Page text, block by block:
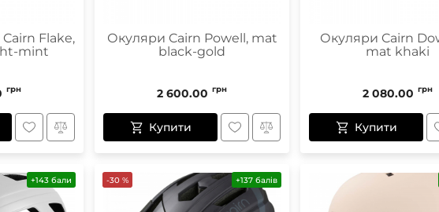
Flake,
mint
грн
Окуляри Cairn Powell, mat
black-gold
2 600.00 грн
Купити
Окуляри Cairn
mat khaki
2 080.00 грн
Купити
+143 бали -30 % +137 балів